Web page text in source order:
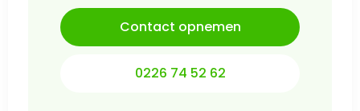
Contact opnemen
0226 74 52 62